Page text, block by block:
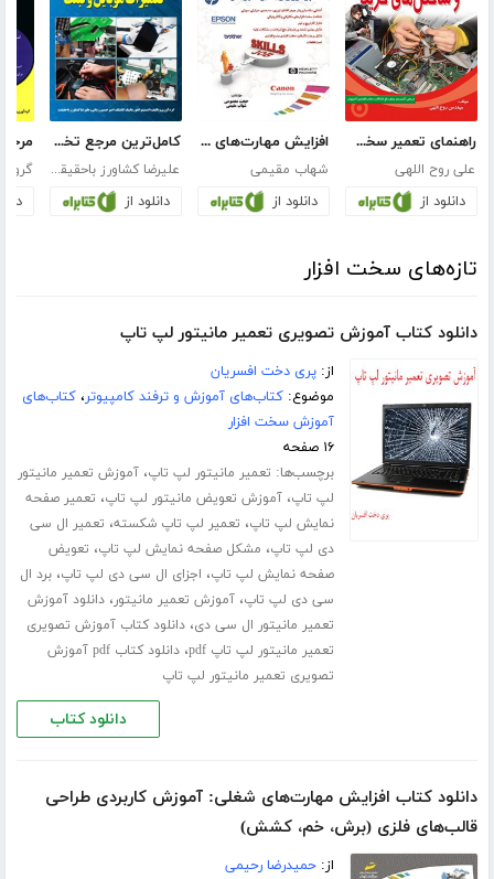
راهنمای تعمیر سخت‌‌‌‌افزار و شاخص‌های خرید
علی روح اللهی
دانلود از
افزایش مهارت‌های شغلی: اپراتوری و تعمیرات پرینترها
شهاب مقیمی
دانلود از
کامل‌ترین مرجع تخصصی تعمیرات موبایل و تبلت
علیرضا کشاورز باحقیقت
دانلود از
گروه
تازه‌های سخت افزار
دانلود کتاب آموزش تصویری تعمیر مانیتور لپ تاپ
از:پری دخت افسریان
موضوع:کتاب‌های آموزش و ترفند کامپیوتر،کتاب‌های
آموزش سخت افزار
۱۶ صفحه
برچسب‌ها: تعمیر مانیتور لپ تاپ،آموزش تعمیر مانیتور
لپ تاپ،آموزش تعویض مانیتور لپ تاپ، تعمیر صفحه
نمایش لپ تاپ، تعمیر لپ تاپ شکسته، تعمیر ال سی
دی لپ تاپ، مشکل صفحه نمایش لپ تاپ، تعویض
صفحه نمایش لپ تاپ، اجزای ال سی دی لپ تاپ،برد ال
سی دی لپ تاپ،آموزش تعمیر مانیتور،دانلود آموزش
تعمیر مانیتور ال سی دی،دانلود کتاب آموزش تصویری
تعمیر مانیتور لپ تاپ pdf
،
دانلود کتاب pdf آموزش
تصویری تعمیر مانیتور لپ تاپ
دانلود کتاب
دانلود کتاب افزایش مهارت‌های شغلی: آموزش کاربردی طراحی
قالب‌های فلزی (برش، خم، کشش)
از:حمیدرضا رحیمی